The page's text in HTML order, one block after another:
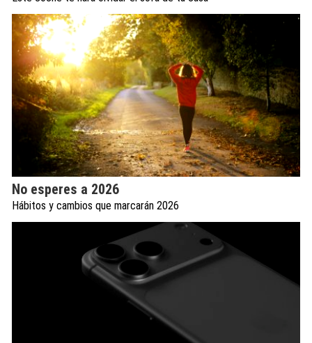
No esperes a 2026
Hábitos y cambios que marcarán 2026